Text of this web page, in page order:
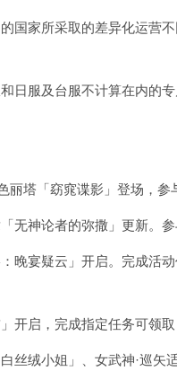
国家所采取的差异化运营
日服及台服不计算在内的
丽塔「窈窕谍影」登场，
无神论者的弥撒」更新。
晚宴疑云」开启。完成活
开启，完成指定任务可领
丝绒小姐」、女武神·巡